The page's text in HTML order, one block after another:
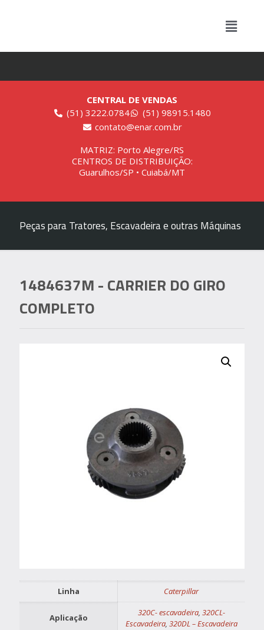
CENTRAL DE VENDAS
(51) 3222.0784
(51) 98915.1480
contato@enar.com.br
MATRIZ: Porto Alegre/RS
CENTROS DE DISTRIBUIÇÃO:
Guarulhos/SP • Cuiabá/MT
Peças para Tratores, Escavadeira e outras Máquinas
1484637M - CARRIER DO GIRO
COMPLETO
Linha Caterpillar
Aplicação 320C- escavadeira, 320CL-
Escavadeira, 320DL – Escavadeira